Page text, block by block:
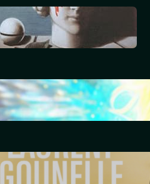
Le génocide vendéen
7, 2025
livre d’Hénoch
22, 2024
Le réveil – Laurent Gounelle
mars 17, 2024